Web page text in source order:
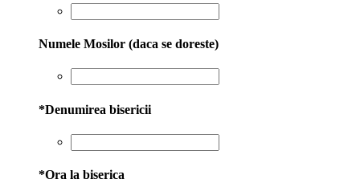
Numele Mosilor (daca se doreste)
*Denumirea bisericii
*Ora la biserica